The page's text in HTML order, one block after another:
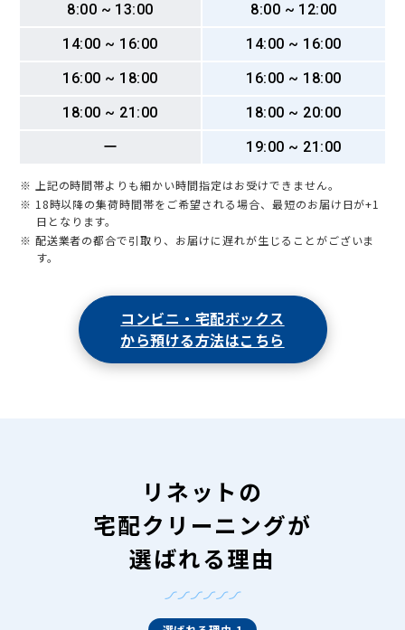
8:00 ~ 13:00
8:00 ~ 12:00
14:00 ~ 16:00
14:00 ~ 16:00
16:00 ~ 18:00
16:00 ~ 18:00
18:00 ~ 21:00
18:00 ~ 20:00
ー
19:00 ~ 21:00
※ 上記の時間帯よりも細かい時間指定はお受けできません。
※ 18時以降の集荷時間帯をご希望される場合、最短のお届け日が+1
日となります。
※ 配送業者の都合で引取り、お届けに遅れが生じることがございま
す。
コンビニ・宅配ボックス
から預ける方法はこちら
リネットの
宅配クリーニングが
選ばれる理由